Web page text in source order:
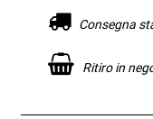
Consegna
Ritiro in